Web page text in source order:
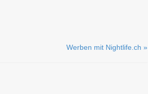
Werben mit Nightlife.ch »